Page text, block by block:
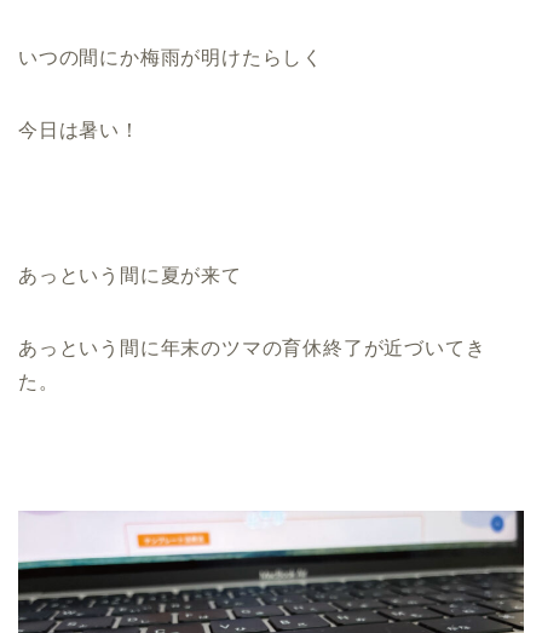
いつの間にか梅雨が明けたらしく
今日は暑い！
あっという間に夏が来て
あっという間に年末のツマの育休終了が近づいてき
た。